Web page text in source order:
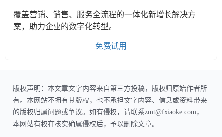
覆盖营销、销售、服务全流程的一体化新增长解决方
案，助力企业的数字化转型。
免费试用
版权声明：本文章文字内容来自第三方投稿，版权归原始作者所
有。本网站不拥有其版权，也不承担文字内容、信息或资料带来
的版权归属问题或争议。如有侵权，请联系zmt@fxiaoke.com，
本网站有权在核实确属侵权后，予以删除文章。